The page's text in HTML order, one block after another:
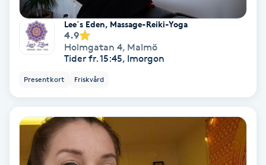
Frisör
Funktionsanalys
Föning
Lee´s Eden, Massage-Reiki-Yoga
4.9
Holmgatan 4, Malmö
Tider fr. 15:45, Imorgon
Presentkort Friskvård